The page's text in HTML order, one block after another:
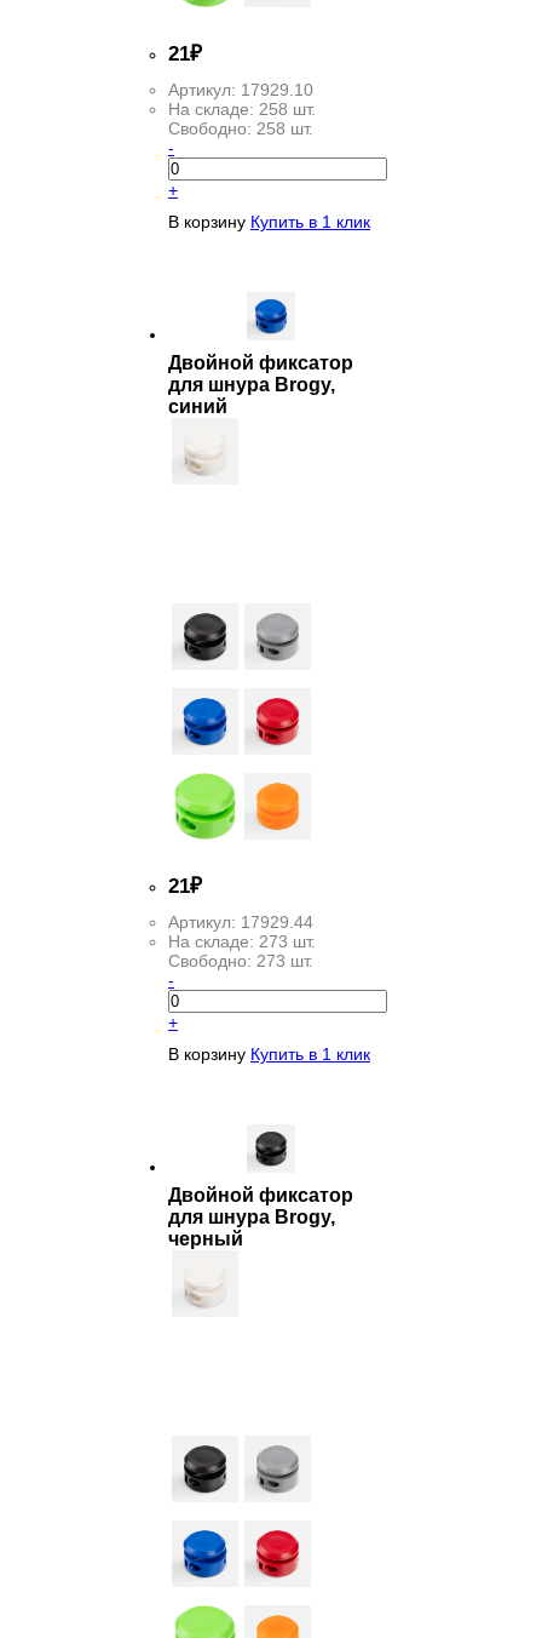
21₽
Артикул: 17929.10
На складе: 258 шт.
Свободно: 258 шт.
-
+
В корзину Купить в 1 клик
Двойной фиксатор
для шнура Brogy,
синий
21₽
Артикул: 17929.44
На складе: 273 шт.
Свободно: 273 шт.
-
+
В корзину Купить в 1 клик
Двойной фиксатор
для шнура Brogy,
черный